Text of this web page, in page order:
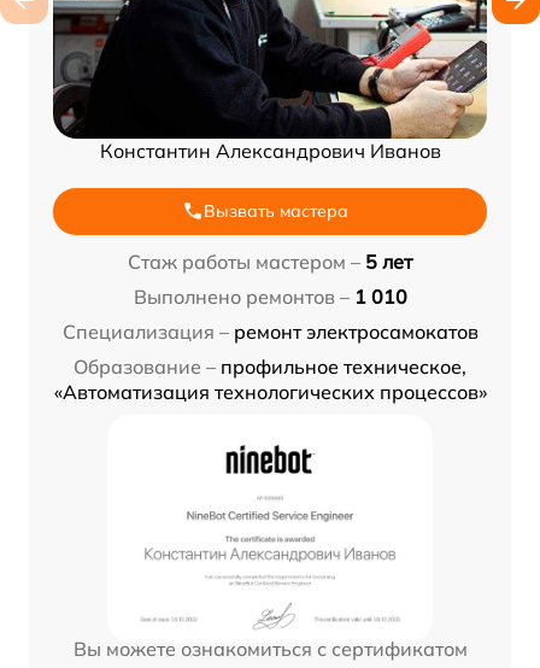
Константин Александрович Иванов
Вызвать мастера
Стаж работы мастером – 5 лет
Выполнено ремонтов – 1 010
Специализация – ремонт электросамокатов
Образование – профильное техническое,
«Автоматизация технологических процессов»
Вы можете ознакомиться с сертификатом